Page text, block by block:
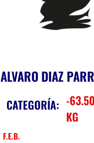
ALVARO DIAZ
CATEGORÍA: -63.50
KG
F.E.B.